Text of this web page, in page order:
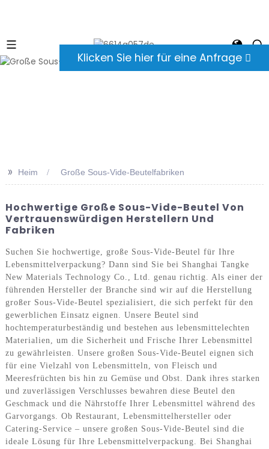
Klicken Sie hier für eine Anfrage
>> Heim Große Sous-Vide-Beutelfabriken
Hochwertige Große Sous-Vide-Beutel Von
Vertrauenswürdigen Herstellern Und
Fabriken
Suchen Sie hochwertige, große Sous-Vide-Beutel für Ihre
Lebensmittelverpackung? Dann sind Sie bei Shanghai Tangke
New Materials Technology Co., Ltd. genau richtig. Als einer der
führenden Hersteller der Branche sind wir auf die Herstellung
großer Sous-Vide-Beutel spezialisiert, die sich perfekt für den
gewerblichen Einsatz eignen. Unsere Beutel sind
hochtemperaturbeständig und bestehen aus lebensmittelechten
Materialien, um die Sicherheit und Frische Ihrer Lebensmittel
zu gewährleisten. Unsere großen Sous-Vide-Beutel eignen sich
für eine Vielzahl von Lebensmitteln, von Fleisch und
Meeresfrüchten bis hin zu Gemüse und Obst. Dank ihres starken
und zuverlässigen Verschlusses bewahren diese Beutel den
Geschmack und die Nährstoffe Ihrer Lebensmittel während des
Garvorgangs. Ob Restaurant, Lebensmittelhersteller oder
Catering-Service – unsere großen Sous-Vide-Beutel sind die
ideale Lösung für Ihre Lebensmittelverpackung. Bei Shanghai